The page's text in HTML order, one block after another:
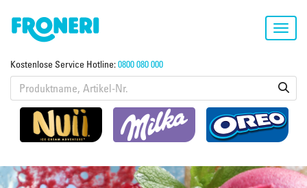
Kostenlose Service Hotline:0800 080 000